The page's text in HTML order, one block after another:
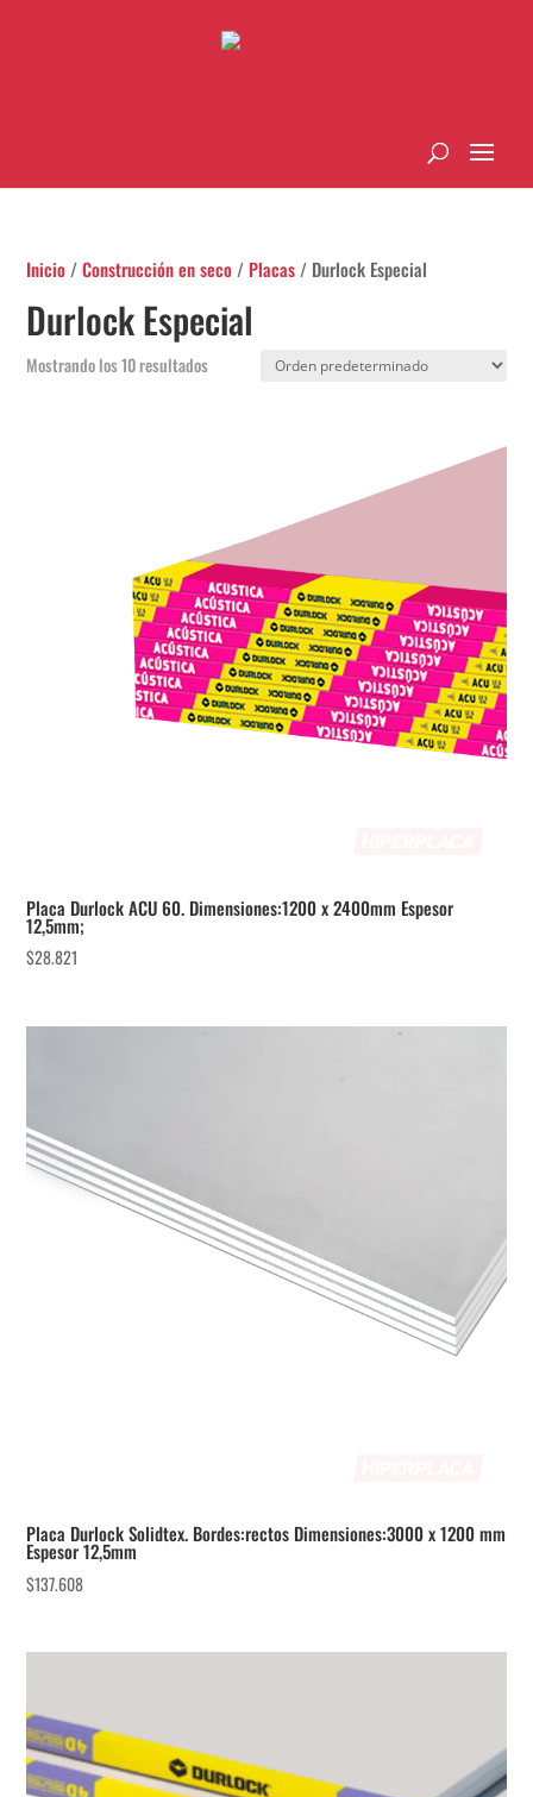
Inicio /Construcción en seco / Placas / Durlock Especial
Durlock Especial
Mostrando los 10 resultados
Placa Durlock ACU 60. Dimensiones:1200 x 2400mm Espesor
12,5mm;
$28.821
Placa Durlock Solidtex. Bordes:rectos Dimensiones:3000 x 1200 mm
Espesor 12,5mm
$137.608